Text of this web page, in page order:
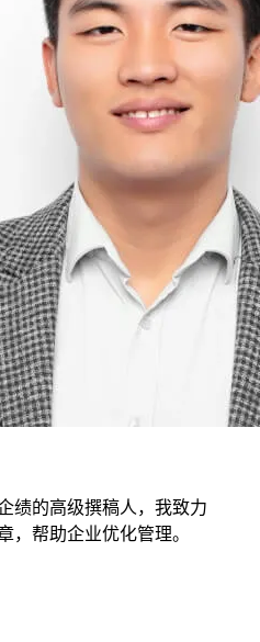
绩的高级撰稿人，我致力
，帮助企业优化管理。